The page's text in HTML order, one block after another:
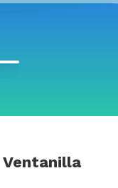
Ventanilla